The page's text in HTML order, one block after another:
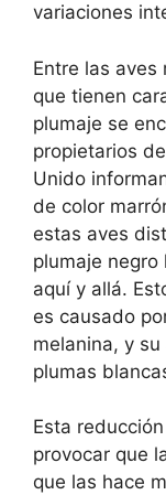
variaciones
Entre las aves
que tienen
plumaje se
propietarios
Unido
de color
estas aves
plumaje
aquí y allá.
es causado
melanina, y
plumas
Esta
provocar que
que las hace